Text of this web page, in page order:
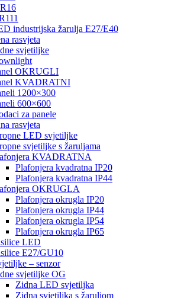
industrijska žarulja E27/E40
rasvjeta
svjetiljke
OKRUGLI
KVADRATNI
1200×300
600×600
za panele
rasvjeta
LED svjetiljke
svjetiljke s žaruljama
KVADRATNA
Plafonjera kvadratna IP20
Plafonjera kvadratna IP44
OKRUGLA
Plafonjera okrugla IP20
Plafonjera okrugla IP44
Plafonjera okrugla IP54
Plafonjera okrugla IP65
LED
E27/GU10
– senzor
svjetiljke OG
Zidna LED svjetiljka
Zidna svjetiljka s žaruljom